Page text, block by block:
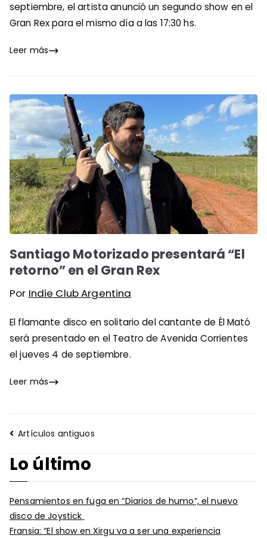
septiembre, el artista anunció un segundo show en el
Gran Rex para el mismo día a las 17:30 hs.
Leer más
Santiago Motorizado presentará “El
retorno” en el Gran Rex
Por Indie Club Argentina
El flamante disco en solitario del cantante de Él Mató
será presentado en el Teatro de Avenida Corrientes
el jueves 4 de septiembre.
Leer más
Navegación
entradas
Artículos antiguos
Lo último
Pensamientos en fuga en “Diarios de humo”, el nuevo
disco de Joystick
Fransia: “El show en Xirgu va a ser una experiencia